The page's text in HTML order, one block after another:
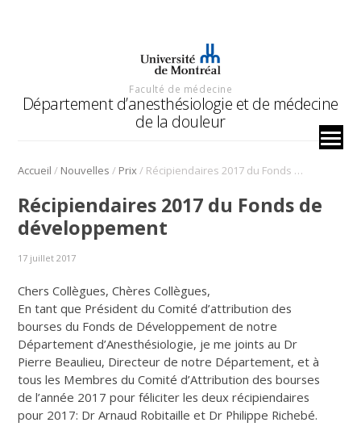
Faculté de médecine
Département d’anesthésiologie et de médecine
de la douleur
Accueil / Nouvelles / Prix/ Récipiendaires 2017 du Fonds de développement
Récipiendaires 2017 du Fonds de
développement
17 juillet 2017
Chers Collègues, Chères Collègues,
En tant que Président du Comité d’attribution des
bourses du Fonds de Développement de notre
Département d’Anesthésiologie, je me joints au Dr
Pierre Beaulieu, Directeur de notre Département, et à
tous les Membres du Comité d’Attribution des bourses
de l’année 2017 pour féliciter les deux récipiendaires
pour 2017: Dr Arnaud Robitaille et Dr Philippe Richebé.